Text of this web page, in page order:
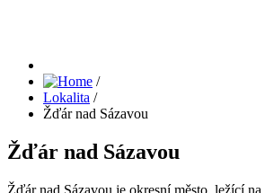
/
Lokalita /
Žďár nad Sázavou
Žďár nad Sázavou
Žďár nad Sázavou je okresní město, ležící na